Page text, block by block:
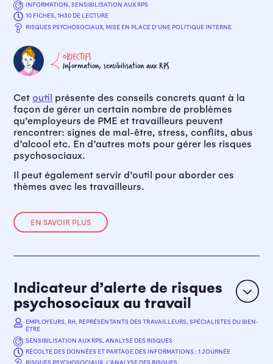
INFORMATION, SENSIBILISATION AUX RPS
10 FICHES, 1H30 DE LECTURE
RISQUES PSYCHOSOCIAUX, MISE EN PLACE D’UNE POLITIQUE INTERNE
OBJECTIFS
Information, sensibilisation aux RPS
Cet outil présente des conseils concrets quant à la
façon de gérer un certain nombre de problèmes
qu’employeurs de PME et travailleurs peuvent
rencontrer: signes de mal-être, stress, conflits, abus
d’alcool etc. En d’autres mots pour gérer les risques
psychosociaux.
Il peut également servir d’outil pour aborder ces
thèmes avec les travailleurs.
EN SAVOIR PLUS
Indicateur d’alerte de risques
psychosociaux au travail
EMPLOYEURS, RH, REPRÉSENTANTS DES TRAVAILLEURS, SPÉCIALISTES DU BIEN-
ÊTRE
SENSIBILISATION AUX RPS, ANALYSE DES RISQUES
RÉCOLTE DES DONNÉES ET PARTAGE DES INFORMATIONS : 1 JOURNÉE
RISQUES PSYCHOSOCIAUX, L’ANALYSE DES RISQUES